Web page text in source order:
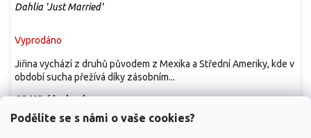
Podělíte se s námi o vaše cookies?
Dahlia 'Just Married'
Vyprodáno
69 Kč/ balení
Jiřina vychází z druhů původem z Mexika a Střední Ameriky, kde v
období sucha přežívá díky zásobním...